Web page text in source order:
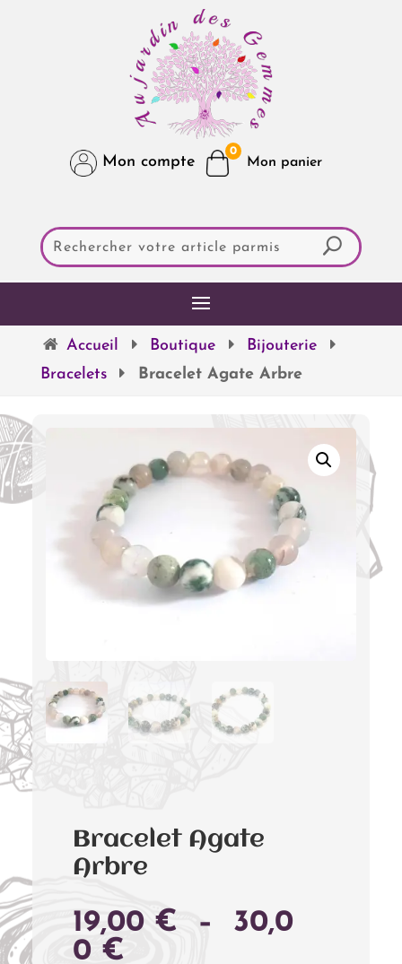
Mon compte
0
Accueil Boutique
Bijouterie
Bracelets
Bracelet Agate Arbre
Bracelet Agate
Arbre
19,00 € –
30,0
0 €PLAGE